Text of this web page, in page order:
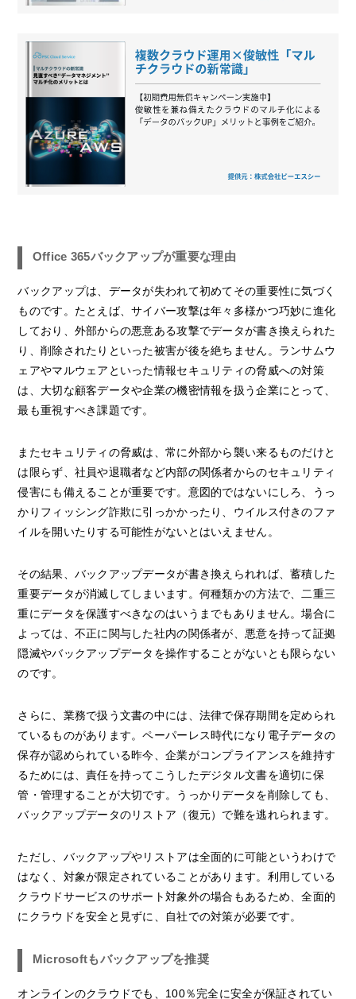
Office 365バックアップが重要な理由
バックアップは、データが失われて初めてその重要性に気づく
ものです。たとえば、サイバー攻撃は年々多様かつ巧妙に進化
しており、外部からの悪意ある攻撃でデータが書き換えられた
り、削除されたりといった被害が後を絶ちません。ランサムウ
ェアやマルウェアといった情報セキュリティの脅威への対策
は、大切な顧客データや企業の機密情報を扱う企業にとって、
最も重視すべき課題です。
またセキュリティの脅威は、常に外部から襲い来るものだけと
は限らず、社員や退職者など内部の関係者からのセキュリティ
侵害にも備えることが重要です。意図的ではないにしろ、うっ
かりフィッシング詐欺に引っかかったり、ウイルス付きのファ
イルを開いたりする可能性がないとはいえません。
その結果、バックアップデータが書き換えられれば、蓄積した
重要データが消滅してしまいます。何種類かの方法で、二重三
重にデータを保護すべきなのはいうまでもありません。場合に
よっては、不正に関与した社内の関係者が、悪意を持って証拠
隠滅やバックアップデータを操作することがないとも限らない
のです。
さらに、業務で扱う文書の中には、法律で保存期間を定められ
ているものがあります。ペーパーレス時代になり電子データの
保存が認められている昨今、企業がコンプライアンスを維持す
るためには、責任を持ってこうしたデジタル文書を適切に保
管・管理することが大切です。うっかりデータを削除しても、
バックアップデータのリストア（復元）で難を逃れられます。
ただし、バックアップやリストアは全面的に可能というわけで
はなく、対象が限定されていることがあります。利用している
クラウドサービスのサポート対象外の場合もあるため、全面的
にクラウドを安全と見ずに、自社での対策が必要です。
Microsoftもバックアップを推奨
オンラインのクラウドでも、100％完全に安全が保証されてい